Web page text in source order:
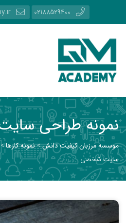
02188529400
نمونه طراحی
موسسه مرزبان کیفیت دانش>نمونه کارها>
سایت شخصی